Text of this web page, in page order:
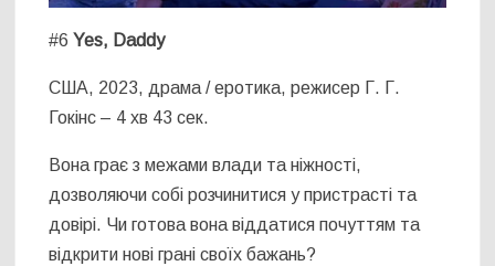
#6Yes, Daddy
США, 2023, драма / еротика, режисер Г. Г.
Гокінс – 4 хв 43 сек.
Вона грає з межами влади та ніжності,
дозволяючи собі розчинитися у пристрасті та
довірі. Чи готова вона віддатися почуттям та
відкрити нові грані своїх бажань?